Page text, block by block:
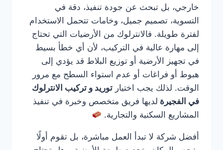
خارجي، بل تبحث عن جودة تنفيذ، دقة في
التسوية، تصميم جميل، وخامات تتحمل الاستخدام
لفترة طويلة. فالانترلوك من الأرضيات التي تحتاج
إلى مهارة عالية في التركيب، لأن أي خطأ بسيط
في تجهيز الأرضية أو توزيع البلاط قد يؤدي إلى
هبوط أو فراغات أو عدم استواء السطح مع مرور
الوقت. لذلك يجب اختيار توريد و تركيب الانترلوك
في الفجيرة لديها فريق متخصص وخبرة في تنفيذ
المشاريع السكنية والتجارية.
أفضل شركة لا تبدأ العمل مباشرة، بل تقوم أولًا